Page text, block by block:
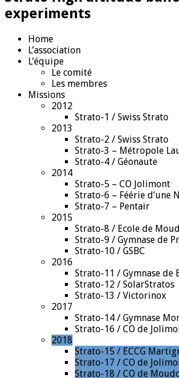
experiments
Home
L’association
L’équipe
Le comité
Les membres
Missions
2012
Strato-1 / Swiss Strato
2013
Strato-2 / Swiss Strato
Strato-3 – Métropole
Strato-4 / Géonaute
2014
Strato-5 – CO Jolimont
Strato-6 – Féérie d’une
Strato-7 – Pentair
2015
Strato-8 / Ecole de
Strato-9 / Gymnase de
Strato-10 / GSBC
2016
Strato-11 / Gymnase de
Strato-12 / SolarStratos
Strato-13 / Victorinox
2017
Strato-14 / Gymnase
Strato-16 / CO de
2018
Strato-15 / ECCG
Strato-17 / CO de
Strato-18 / CO de